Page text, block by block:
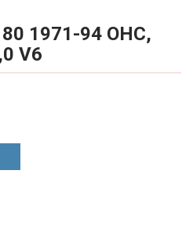
1971-94 OHC,
V6